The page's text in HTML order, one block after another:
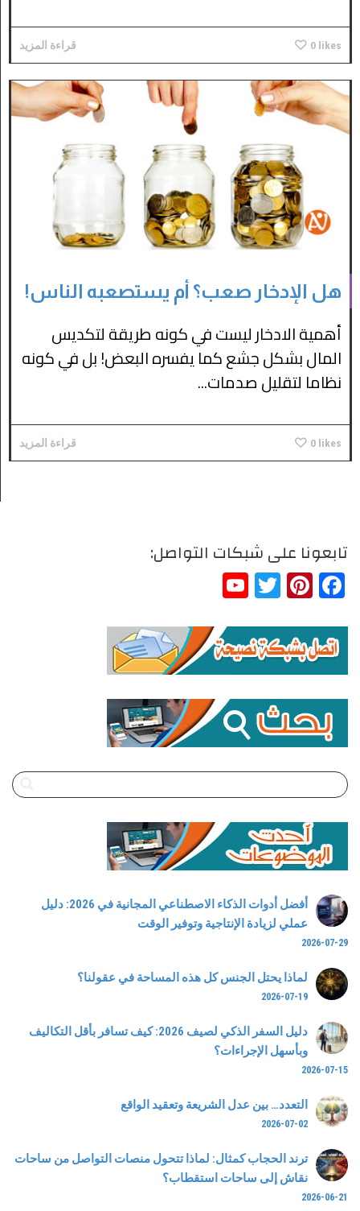
0 likes قراءة المزيد
هل الإدخار صعب؟ أم يستصعبه الناس!
أهمية الادخار ليست في كونه طريقة لتكديس
المال بشكل جشع كما يفسره البعض! بل في كونه
نظاما لتقليل صدمات...
0 likes قراءة المزيد
تابعونا على شبكات التواصل:
Facebook
Pinterest
Twitter
أفضل أدوات الذكاء الاصطناعي المجانية في 2026: دليل
عملي لزيادة الإنتاجية وتوفير الوقت
2026-07-29
لماذا يحتل الجنس كل هذه المساحة في عقولنا؟
2026-07-19
دليل السفر الذكي لصيف 2026: كيف تسافر بأقل التكاليف
وبأسهل الإجراءات؟
2026-07-15
التعدد… بين عدل الشريعة وتعقيد الواقع
2026-07-02
ترند الحجاب كمثال: لماذا تتحول منصات التواصل من ساحات
نقاش إلى ساحات استقطاب؟
2026-06-21